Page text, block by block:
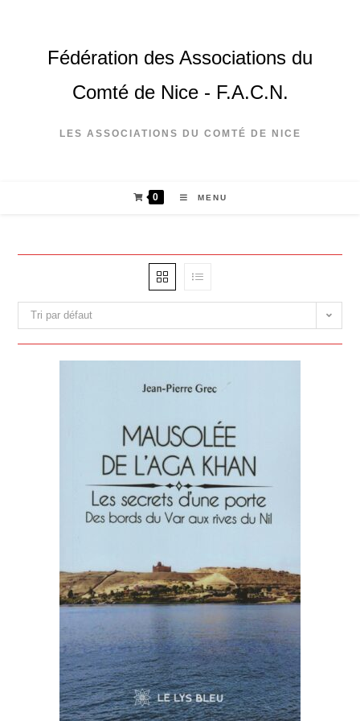
Fédération des Associations du
Comté de Nice - F.A.C.N.
LES ASSOCIATIONS DU COMTÉ DE NICE
0 MENU
Tri par défaut